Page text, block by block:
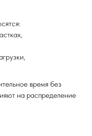
время без
на распределение